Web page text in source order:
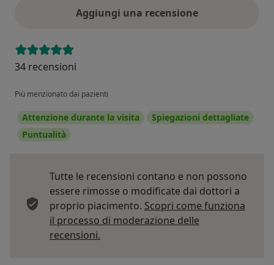
Aggiungi una recensione
34 recensioni
Più menzionato dai pazienti
Attenzione durante la visita
Spiegazioni dettagliate
Puntualità
Tutte le recensioni contano e non possono
essere rimosse o modificate dai dottori a
proprio piacimento. Scopri come funziona
il processo di moderazione delle
recensioni.